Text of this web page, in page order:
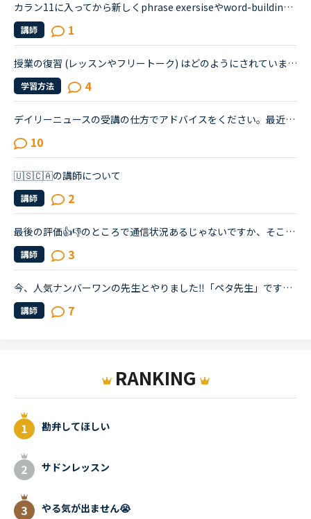
カラン11に入ってから新しくphrase exersiseやword-building exersise等が追加されましたが、皆さんはどう勉強されましたか？まず、phase exersiseは出てきたものを覚えるでいいとして、word-building exersiseを...
講師 1
授業の復習 (レッスンやフリートーク) はどのようにされていますか❓ 授業を録画、録音されている方はおられますか❓
学習方法 4
デイリーニュースの受講の仕方でアドバイスをください。最近デイリーニュースの初級が新しく追加されたことに気づきました。今までは難しいと思い手を出さなかったのですが、初級ならばとチャレンジしました。で...
10
🇺🇸🇨🇦の講師について
講師 2
最後の評価👍👎のところで通信状況あるじゃないですか、そこでおそらく自分の電波が悪いと思われる時👎を押さない方が良いのでしょうか？よくわからず押してしまったのですが、レッスン保証申請して？みたいなこ...
講師 3
今、人気ナンバーワンの先生とやりました‼️「ペタ先生」です‼️いいですよ‼️
講師 7
RANKING
勘弁してほしい
サドンレッスン
やる気が出ません😭